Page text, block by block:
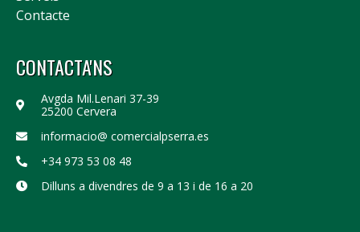
Contacte
CONTACTA'NS
Avgda Mil.Lenari 37-39
25200 Cervera
informacio@ comercialpserra.es
+34 973 53 08 48
Dilluns a divendres de 9 a 13 i de 16 a 20